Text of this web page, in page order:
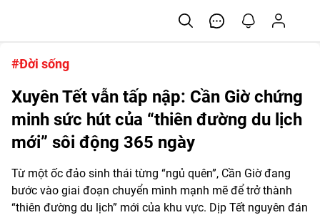
#Đời sống
Xuyên Tết vẫn tấp nập: Cần Giờ chứng
minh sức hút của “thiên đường du lịch
mới” sôi động 365 ngày
Từ một ốc đảo sinh thái từng “ngủ quên”, Cần Giờ đang
bước vào giai đoạn chuyển mình mạnh mẽ để trở thành
“thiên đường du lịch” mới của khu vực. Dịp Tết nguyên đán